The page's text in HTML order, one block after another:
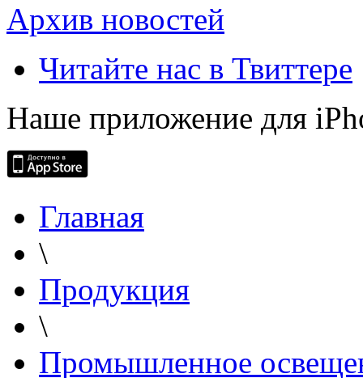
Архив новостей
Читайте нас в Твиттере
Наше приложение для
Главная
\
Продукция
\
Промышленное